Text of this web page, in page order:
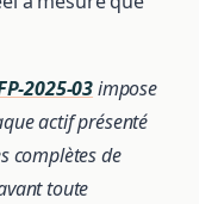
2025-03impose
actif présenté
complètes de
toute